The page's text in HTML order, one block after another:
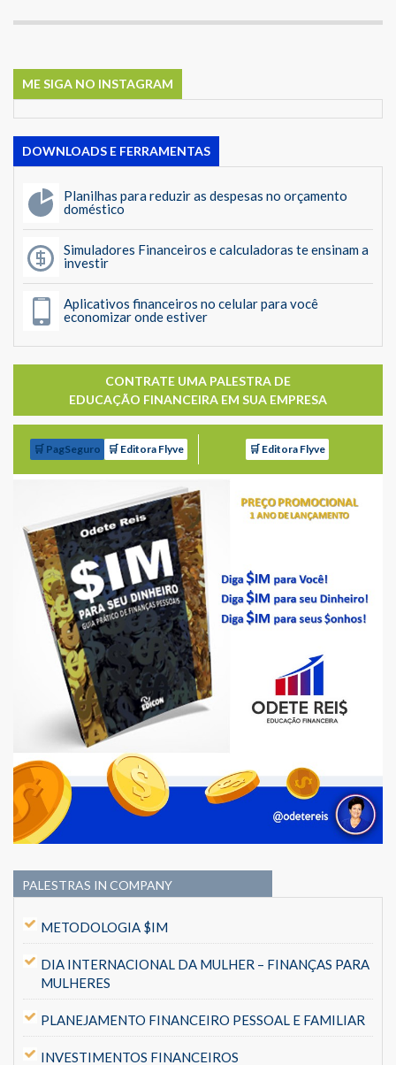
ME SIGA NO INSTAGRAM
DOWNLOADS E FERRAMENTAS
Planilhas para reduzir as despesas no orçamento
doméstico
Simuladores Financeiros e calculadoras te ensinam a
investir
Aplicativos financeiros no celular para você
economizar onde estiver
CONTRATE UMA PALESTRA DE
EDUCAÇÃO FINANCEIRA EM SUA EMPRESA
🛒 PagSeguro 🛒 Editora Flyve 🛒 Editora Flyve
PALESTRAS IN COMPANY
METODOLOGIA $IM
DIA INTERNACIONAL DA MULHER – FINANÇAS PARA
MULHERES
PLANEJAMENTO FINANCEIRO PESSOAL E FAMILIAR
INVESTIMENTOS FINANCEIROS